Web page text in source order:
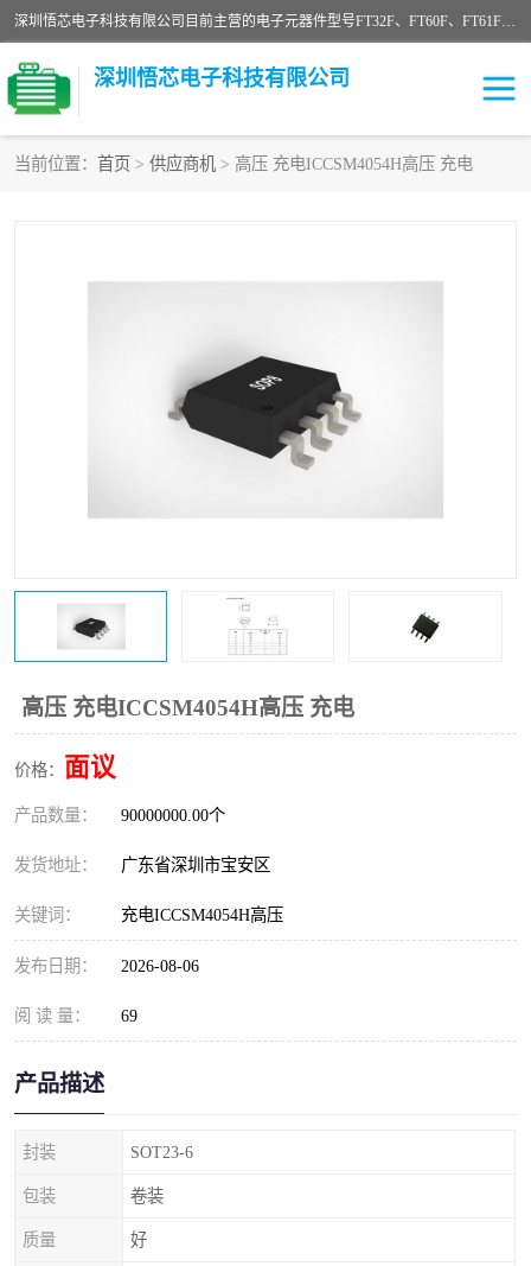
深圳悟芯电子科技有限公司目前主营的电子元器件型号FT32F、FT60F、FT61F、FT62F、FT64F、FT61FC、MCU EEPROM MOS LDO 稳压管 触摸IC DC-DC AC-DC 协议IC等，广泛应用于LED射灯、LED日光灯、等诸多领域。
深圳悟芯电子科技有限公司
当前位置： 首页 > 供应商机 > 高压 充电ICCSM4054H高压 充电
高压 充电ICCSM4054H高压 充电
价格： 面议
产品数量： 90000000.00个
发货地址： 广东省深圳市宝安区
关键词： 充电ICCSM4054H高压
发布日期： 2026-08-06
阅 读 量： 69
产品描述
封装 SOT23-6
包装 卷装
质量 好
FT61F
FT64F
FT61F022
FT61F021